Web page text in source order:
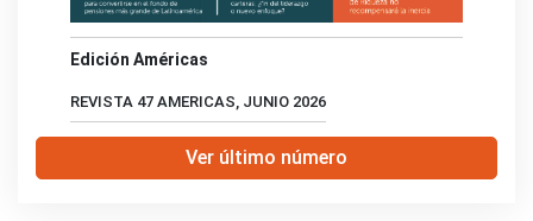
Edición Américas
REVISTA 47 AMERICAS, JUNIO 2026
Ver último número